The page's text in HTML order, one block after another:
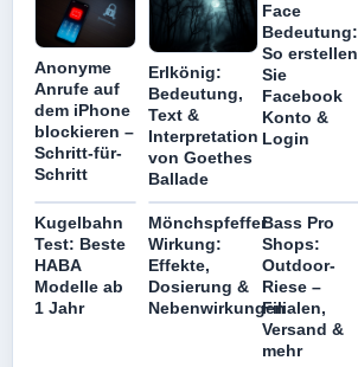
Anonyme
Anrufe auf
dem iPhone
blockieren –
Schritt-für-
Schritt
Erlkönig:
Bedeutung,
Text &
Interpretation
von Goethes
Ballade
Face
Bedeutung:
So erstellen
Sie
Facebook
Konto &
Login
Kugelbahn
Test: Beste
HABA
Modelle ab
1 Jahr
Mönchspfeffer
Wirkung:
Effekte,
Dosierung &
Nebenwirkungen
Bass Pro
Shops:
Outdoor-
Riese –
Filialen,
Versand &
mehr